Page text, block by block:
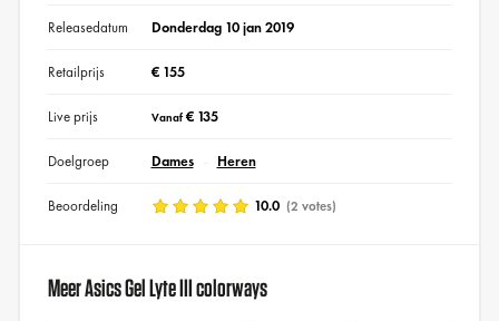
Releasedatum Donderdag 10 jan 2019
Retailprijs € 155
Live prijs Vanaf€ 135
Doelgroep Dames Heren
Beoordeling 10.0 (2 votes)
Meer Asics Gel Lyte III colorways